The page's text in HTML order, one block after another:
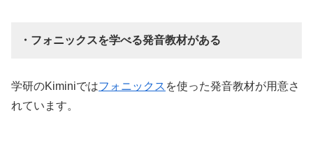
・フォニックスを学べる発音教材がある
学研のKiminiではフォニックス を使った発音教材が用意さ
れています。